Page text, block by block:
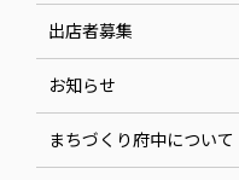
出店者募集
お知らせ
まちづくり府中について